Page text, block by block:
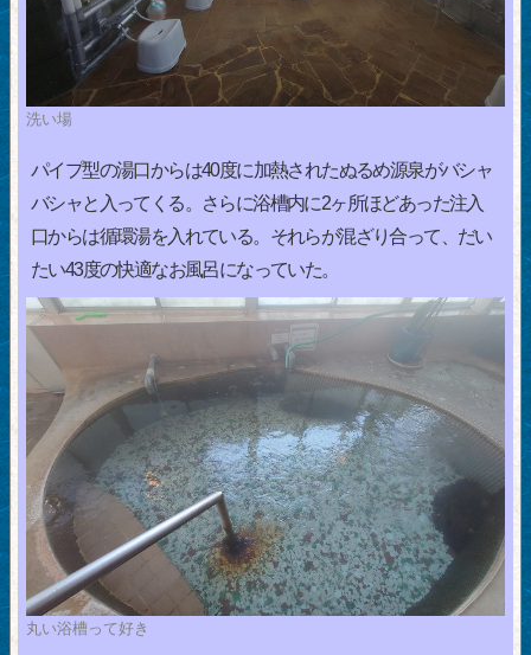
洗い場
パイプ型の湯口からは40度に加熱されたぬるめ源泉がバシャ
バシャと入ってくる。さらに浴槽内に2ヶ所ほどあった注入
口からは循環湯を入れている。それらが混ざり合って、だい
たい43度の快適なお風呂になっていた。
丸い浴槽って好き